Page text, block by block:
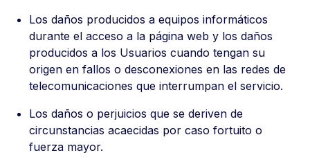
Los daños producidos a equipos informáticos
durante el acceso a la página web y los daños
producidos a los Usuarios cuando tengan su
origen en fallos o desconexiones en las redes de
telecomunicaciones que interrumpan el servicio.
Los daños o perjuicios que se deriven de
circunstancias acaecidas por caso fortuito o
fuerza mayor.